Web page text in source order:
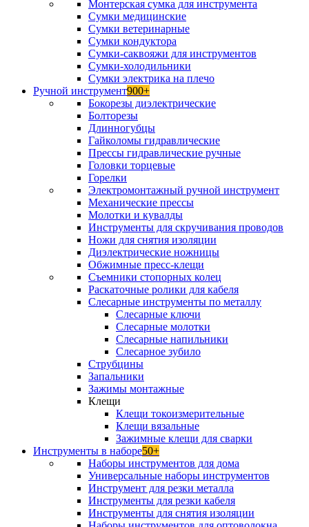
Монтерская сумка для инструмента
Сумки медицинские
Сумки ветеринарные
Сумки кондуктора
Сумки-саквояжи для инструментов
Сумки-холодильники
Сумки электрика на плечо
Ручной инструмент900+
Бокорезы диэлектрические
Болторезы
Длинногубцы
Гайколомы гидравлические
Прессы гидравлические ручные
Головки торцевые
Горелки
Электромонтажный ручной инструмент
Механические прессы
Молотки и кувалды
Инструменты для скручивания проводов
Ножи для снятия изоляции
Диэлектрические ножницы
Обжимные пресс-клещи
Съемники стопорных колец
Раскаточные ролики для кабеля
Слесарные инструменты по металлу
Слесарные ключи
Слесарные молотки
Слесарные напильники
Слесарное зубило
Струбцины
Запальники
Зажимы монтажные
Клещи
Клещи токоизмерительные
Клещи вязальные
Зажимные клещи для сварки
Инструменты в наборе50+
Наборы инструментов для дома
Универсальные наборы инструментов
Инструмент для резки металла
Инструменты для резки кабеля
Инструменты для снятия изоляции